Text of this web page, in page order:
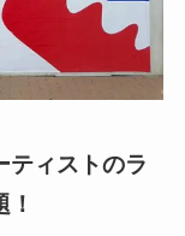
ティストのラ